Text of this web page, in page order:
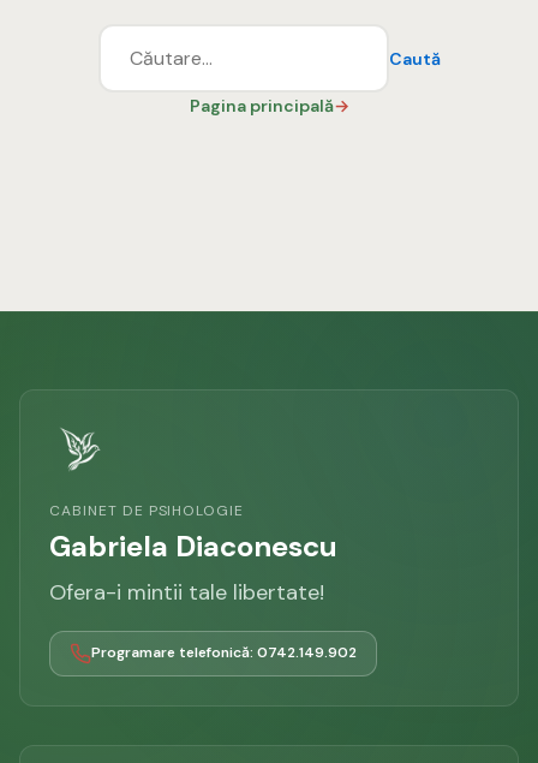
Caută
după:
Pagina principală→
CABINET DE PSIHOLOGIE
Gabriela Diaconescu
Ofera-i mintii tale libertate!
Programare telefonică: 0742.149.902